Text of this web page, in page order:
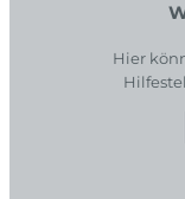
Hier